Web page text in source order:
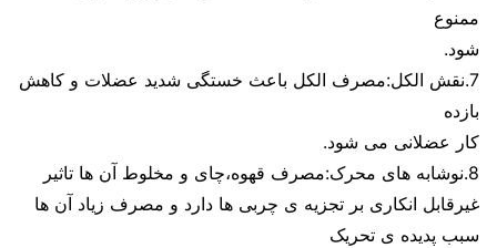
ممنوع
شود.
7.نقش الکل:مصرف الکل باعث خستگی شدید عضلات و کاهش
بازده
کار عضلانی می شود.
8.نوشابه های محرک:مصرف قهوه،چای و مخلوط آن ها تاثیر
غیرقابل انکاری بر تجزیه ی چربی ها دارد و مصرف زیاد آن ها
سبب پدیده ی تحریک